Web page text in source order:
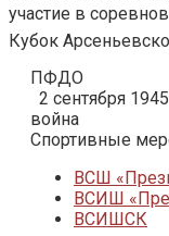
участие в
Кубок
ПФДО
2 сентября
война
Спортивные
ВСШ
ВСИШ
ВСИШСК